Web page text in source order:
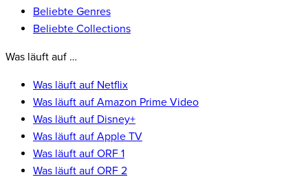
Beliebte Genres
Beliebte Collections
Was läuft auf …
Was läuft auf Netflix
Was läuft auf Amazon Prime Video
Was läuft auf Disney+
Was läuft auf Apple TV
Was läuft auf ORF 1
Was läuft auf ORF 2